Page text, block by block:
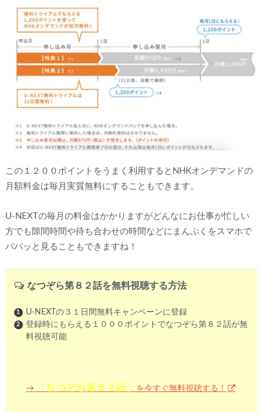
この１２００ポイントをうまく利用するとNHKオンデマンドの
月額料金は毎月実質無料にすることもできます。
U-NEXTの毎月の料金はかかりますがどんなにお仕事が忙しい
方でも隙間時間や待ち合わせの時間などにまんぷくをスマホで
パパッと見ることもできますね！
なつぞら第８２話を無料視聴する方法
U-NEXTの３１日間無料キャンペーンに登録
登録時にもらえる１０００ポイントでなつぞら第８２話が無
料視聴可能
→ 「なつぞら第８２話」 を今すぐ無料視聴する！